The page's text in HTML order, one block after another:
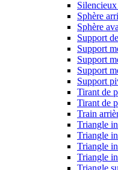
Sphère
Sphère
Support
Support
Support
Support
Support
Tirant de
Tirant de
Train
Triangle
Triangle
Triangle
Triangle
Triangle